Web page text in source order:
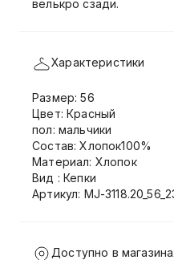
велькро сзади.
Характеристики
Размер: 56
Цвет: Красный
пол: мальчики
Состав: Хлопок100%
Материал: Хлопок
Вид : Кепки
Артикул: MJ-
Доступно в